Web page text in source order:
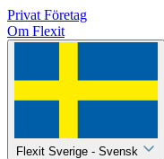
Privat Företag
Om Flexit
Flexit Sverige - Svensk